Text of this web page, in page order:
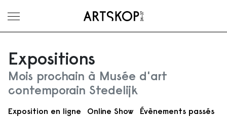
Ouvrir le menu
Expositions
Mois prochain à Musée d'art
contemporain Stedelijk
Exposition en ligne Online Show Évènements passés